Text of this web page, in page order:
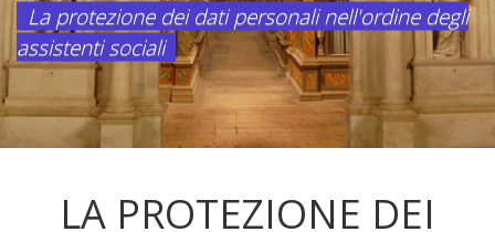
La protezione dei dati personali nell'ordine degli
assistenti sociali
LA PROTEZIONE DEI